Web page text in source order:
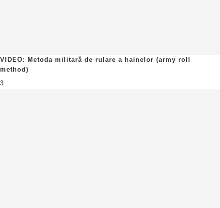
VIDEO: Metoda militară de rulare a hainelor (army roll
method)
3